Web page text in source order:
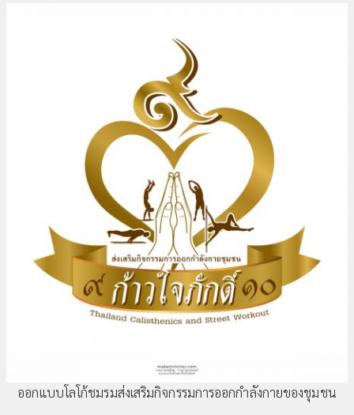
ออกแบบโลโก้ชมรมส่งเสริมกิจกรรมการออกกำลังกายของชุมชน